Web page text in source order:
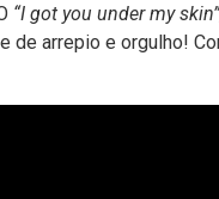
“I got you under my
de arrepio e orgulho!